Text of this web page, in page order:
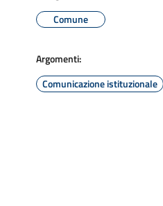
Comune
Argomenti:
Comunicazione istituzionale